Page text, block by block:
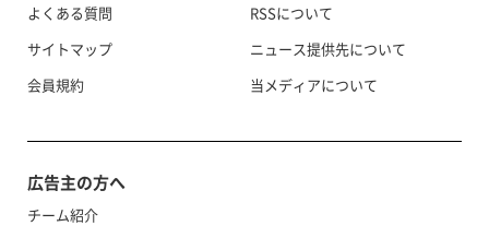
よくある質問
サイトマップ
会員規約
RSSについて
ニュース提供先について
当メディアについて
広告主の方へ
チーム紹介